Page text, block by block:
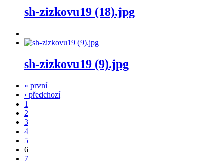
sh-zizkovu19 (18).jpg
sh-zizkovu19 (9).jpg
« první
‹ předchozí
1
2
3
4
5
6
7